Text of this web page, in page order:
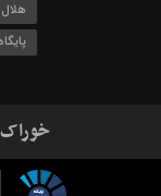
خوراک